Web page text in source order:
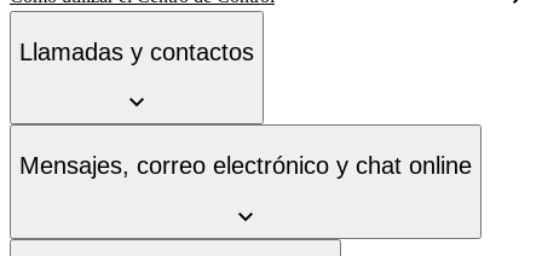
Llamadas y contactos
Mensajes, correo electrónico y chat online